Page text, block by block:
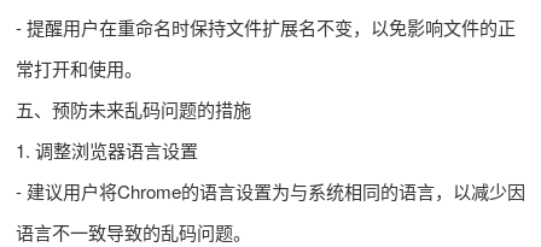
- 提醒用户在重命名时保持文件扩展名不变，以免影响文件的正
常打开和使用。
五、预防未来乱码问题的措施
1. 调整浏览器语言设置
- 建议用户将Chrome的语言设置为与系统相同的语言，以减少因
语言不一致导致的乱码问题。